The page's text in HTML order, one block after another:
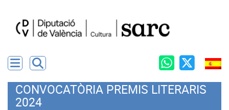
CONVOCATÒRIA PREMIS LITERARIS
2024